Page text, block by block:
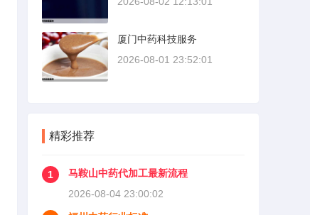
厦门中药科技服务
2026-08-01 23:52:01
精彩推荐
1
马鞍山中药代加工最新流程
2026-08-04 23:00:02